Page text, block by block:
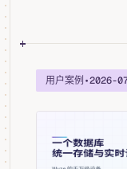
用户案例 •2026-